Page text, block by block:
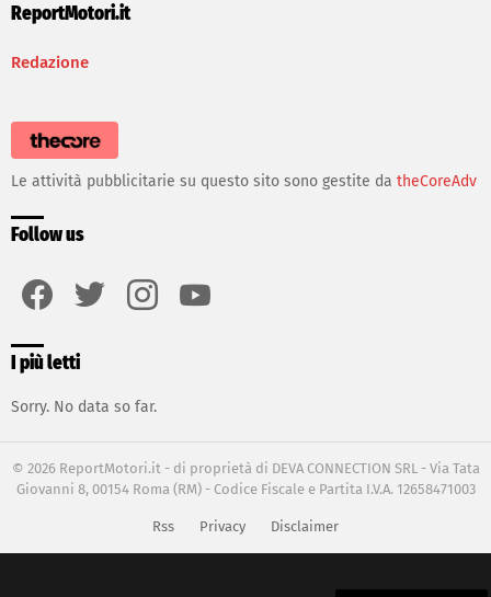
ReportMotori.it
Redazione
Le attività pubblicitarie su questo sito sono gestite da theCoreAdv
Follow us
I più letti
Sorry. No data so far.
© 2026 ReportMotori.it - di proprietà di DEVA CONNECTION SRL - Via Tata
Giovanni 8, 00154 Roma (RM) - Codice Fiscale e Partita I.V.A. 12658471003
Rss Privacy Disclaimer